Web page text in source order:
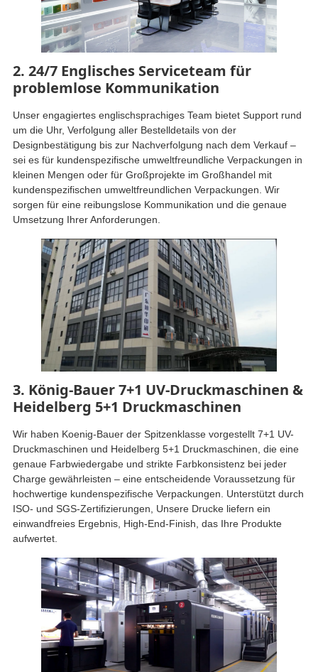
2. 24/7 Englisches Serviceteam für
problemlose Kommunikation
Unser engagiertes englischsprachiges Team bietet Support rund
um die Uhr, Verfolgung aller Bestelldetails von der
Designbestätigung bis zur Nachverfolgung nach dem Verkauf –
sei es für kundenspezifische umweltfreundliche Verpackungen in
kleinen Mengen oder für Großprojekte im Großhandel mit
kundenspezifischen umweltfreundlichen Verpackungen. Wir
sorgen für eine reibungslose Kommunikation und die genaue
Umsetzung Ihrer Anforderungen.
3. König-Bauer 7+1 UV-Druckmaschinen &
Heidelberg 5+1 Druckmaschinen
Wir haben Koenig-Bauer der Spitzenklasse vorgestellt 7+1 UV-
Druckmaschinen und Heidelberg 5+1 Druckmaschinen, die eine
genaue Farbwiedergabe und strikte Farbkonsistenz bei jeder
Charge gewährleisten – eine entscheidende Voraussetzung für
hochwertige kundenspezifische Verpackungen. Unterstützt durch
ISO- und SGS-Zertifizierungen, Unsere Drucke liefern ein
einwandfreies Ergebnis, High-End-Finish, das Ihre Produkte
aufwertet.